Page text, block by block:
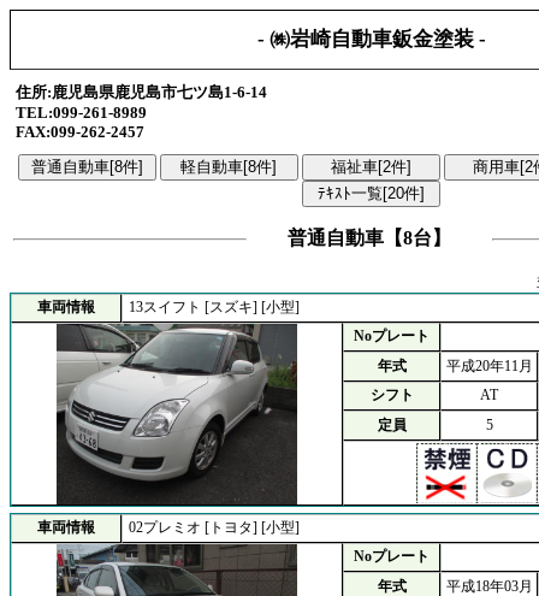
- ㈱岩崎自動車鈑金塗装 -
住所:鹿児島県鹿児島市七ツ島1-6-14
TEL:099-261-8989
FAX:099-262-2457
普通自動車【8台】
車両情報
13スイフト [スズキ] [小型]
Noプレート
年式
平成20年11月
シフト
AT
定員
5
車両情報
02プレミオ [トヨタ] [小型]
Noプレート
年式
平成18年03月